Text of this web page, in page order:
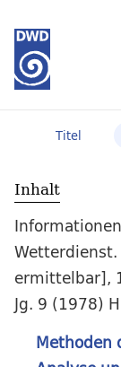
Titel
Inhalt
ermittelbar],
Jg. 9 (1978)
Methoden